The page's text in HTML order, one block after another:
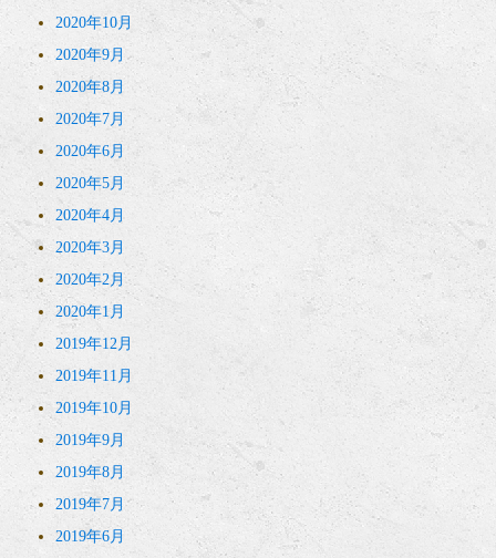
2020年10月
2020年9月
2020年8月
2020年7月
2020年6月
2020年5月
2020年4月
2020年3月
2020年2月
2020年1月
2019年12月
2019年11月
2019年10月
2019年9月
2019年8月
2019年7月
2019年6月